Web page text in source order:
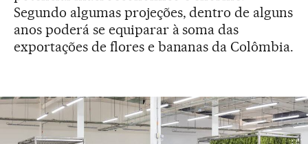
Segundo algumas projeções, dentro de alguns
anos poderá se equiparar à soma das
exportações de flores e bananas da Colômbia.